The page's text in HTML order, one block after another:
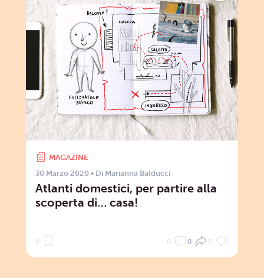
MAGAZINE
30 Marzo 2020 • Di Marianna Balducci
Atlanti domestici, per partire alla
scoperta di… casa!
0 0 0 0